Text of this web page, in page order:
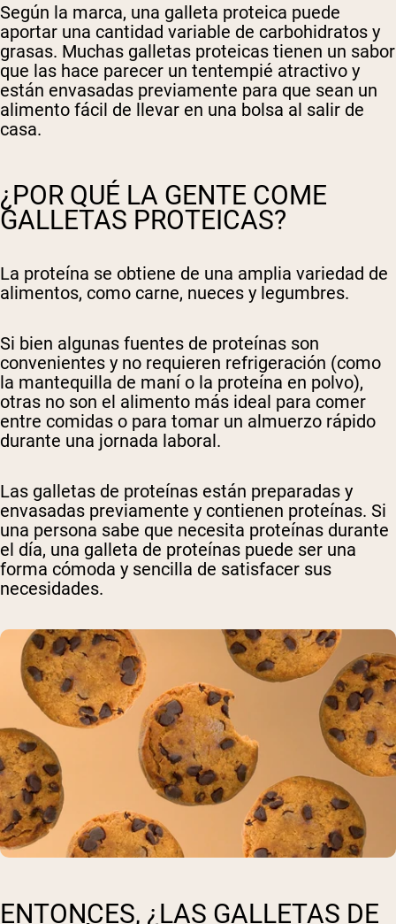
Según la marca, una galleta proteica puede
aportar una cantidad variable de carbohidratos y
grasas. Muchas galletas proteicas tienen un sabor
que las hace parecer un tentempié atractivo y
están envasadas previamente para que sean un
alimento fácil de llevar en una bolsa al salir de
casa.
¿POR QUÉ LA GENTE COME
GALLETAS PROTEICAS?
La proteína se obtiene de una amplia variedad de
alimentos, como carne, nueces y legumbres.
Si bien algunas fuentes de proteínas son
convenientes y no requieren refrigeración (como
la mantequilla de maní o la proteína en polvo),
otras no son el alimento más ideal para comer
entre comidas o para tomar un almuerzo rápido
durante una jornada laboral.
Las galletas de proteínas están preparadas y
envasadas previamente y contienen proteínas. Si
una persona sabe que necesita proteínas durante
el día, una galleta de proteínas puede ser una
forma cómoda y sencilla de satisfacer sus
necesidades.
ENTONCES, ¿LAS GALLETAS DE